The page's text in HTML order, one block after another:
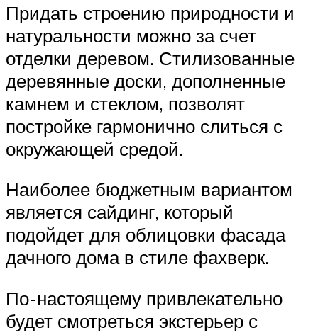
Придать строению природности и
натуральности можно за счет
отделки деревом. Стилизованные
деревянные доски, дополненные
камнем и стеклом, позволят
постройке гармонично слиться с
окружающей средой.
Наиболее бюджетным вариантом
является сайдинг, который
подойдет для облицовки фасада
дачного дома в стиле фахверк.
По-настоящему привлекательно
будет смотреться экстерьер с